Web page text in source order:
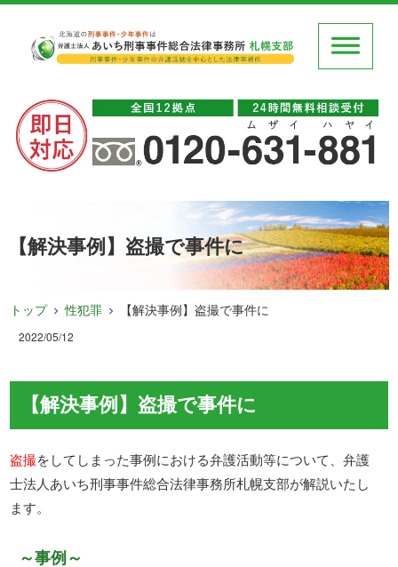
【解決事例】盗撮で事件に
トップ 性犯罪 【解決事例】盗撮で事件に
2022/05/12
【解決事例】盗撮で事件に
盗撮をしてしまった事例における弁護活動等について、弁護
士法人あいち刑事事件総合法律事務所札幌支部が解説いたし
ます。
～事例～